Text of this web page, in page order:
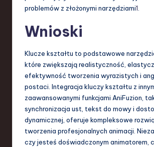
problemów z złożonymi narzędziami1
Wnioski
Klucze kształtu to podstawowe
które zwiększają realistyczność,
efektywność tworzenia wyrazistych i
postaci. Integracja kluczy kształtu z
zaawansowanymi funkcjami AniFuzion,
synchronizacja ust, tekst do mowy i
dynamicznej, oferuje kompleksowe
tworzenia profesjonalnych animacji.
czy jesteś doświadczonym animatorem,